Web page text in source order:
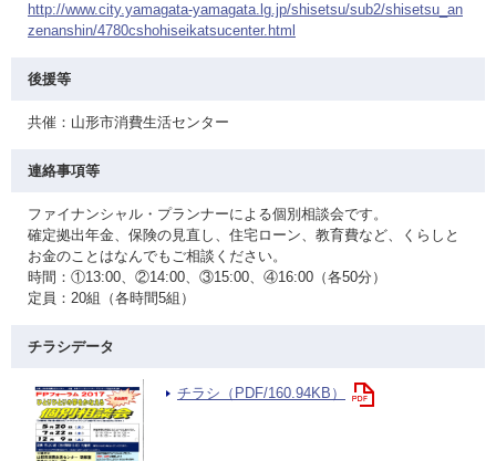
http://www.city.yamagata-yamagata.lg.jp/shisetsu/sub2/shisetsu_an
zenanshin/4780cshohiseikatsucenter.html
後援等
共催：山形市消費生活センター
連絡事項等
ファイナンシャル・プランナーによる個別相談会です。
確定拠出年金、保険の見直し、住宅ローン、教育費など、くらしと
お金のことはなんでもご相談ください。
時間：①13:00、②14:00、③15:00、④16:00（各50分）
定員：20組（各時間5組）
チラシデータ
チラシ（PDF/160.94KB）